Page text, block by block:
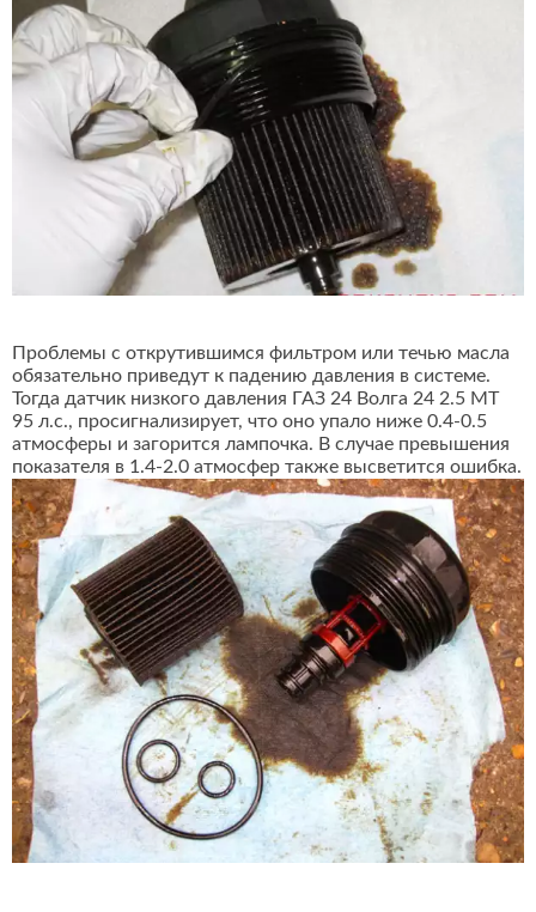
Проблемы с открутившимся фильтром или течью масла
обязательно приведут к падению давления в системе.
Тогда датчик низкого давления ГАЗ 24 Волга 24 2.5 MT
95 л.с., просигнализирует, что оно упало ниже 0.4-0.5
атмосферы и загорится лампочка. В случае превышения
показателя в 1.4-2.0 атмосфер также высветится ошибка.